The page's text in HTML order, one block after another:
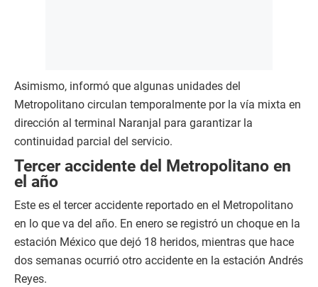
Asimismo, informó que algunas unidades del
Metropolitano circulan temporalmente por la vía mixta en
dirección al terminal Naranjal para garantizar la
continuidad parcial del servicio.
Tercer accidente del Metropolitano en
el año
Este es el tercer accidente reportado en el Metropolitano
en lo que va del año. En enero se registró un choque en la
estación México que dejó 18 heridos, mientras que hace
dos semanas ocurrió otro accidente en la estación Andrés
Reyes.